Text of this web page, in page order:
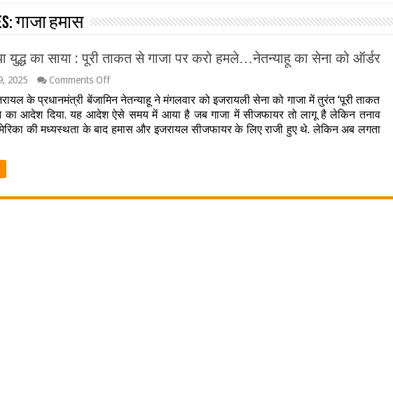
गाजा हमास
युद्ध का साया : पूरी ताकत से गाजा पर करो हमले…नेतन्‍याहू का सेना को ऑर्डर
2025 Comments Offon
मंडराया
युद्ध
का
गाजा
के प्रधानमंत्री बेंजामिन नेतन्याहू ने मंगलवार को इजरायली सेना को गाजा में तुरंत ‘पूरी ताकत
का आदेश दिया. यह आदेश ऐसे समय में आया है जब गाजा में सीजफायर तो लागू है लेकिन तनाव
की मध्‍यस्‍थता के बाद हमास और इजरायल सीजफायर के लिए राजी हुए थे. लेकिन अब लगता